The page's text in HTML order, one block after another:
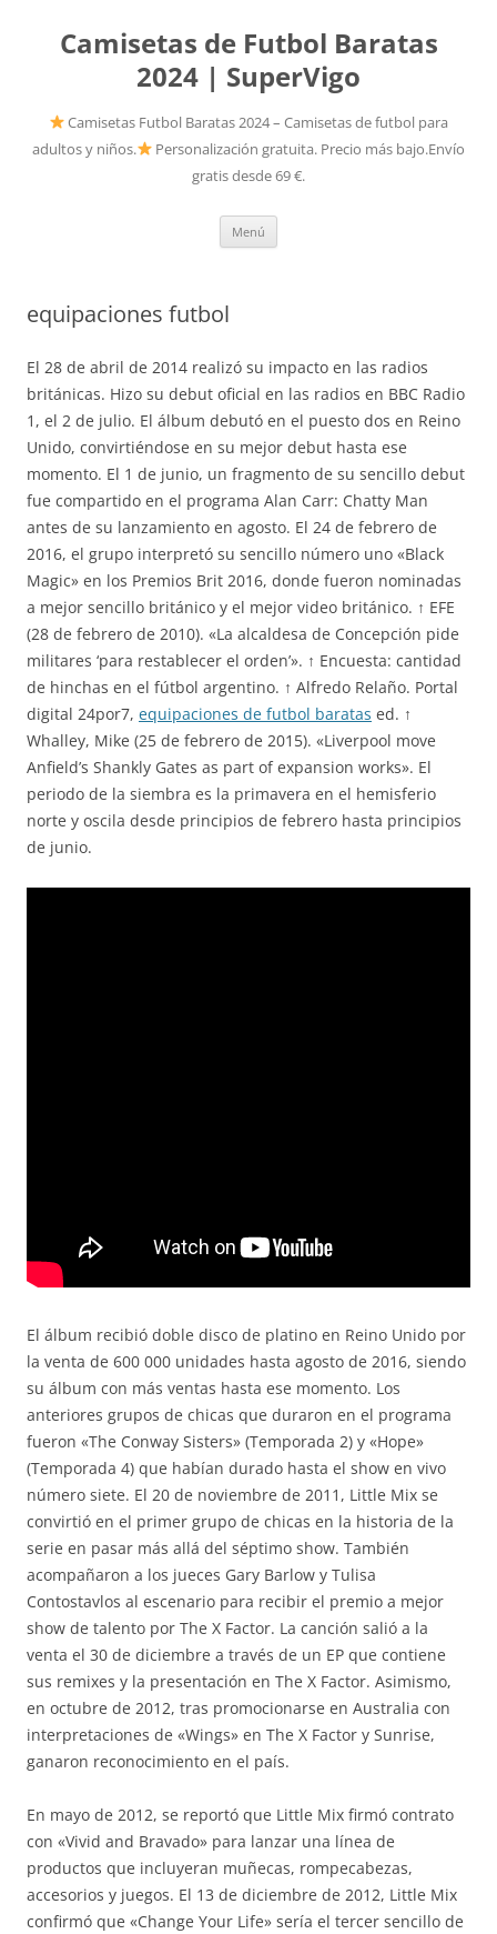
Camisetas de Futbol Baratas
2024 | SuperVigo
Camisetas Futbol Baratas 2024 – Camisetas de futbol para
adultos y niños.
Personalización gratuita. Precio más bajo.Envío
gratis desde 69 €.
Menú
equipaciones futbol
El 28 de abril de 2014 realizó su impacto en las radios
británicas. Hizo su debut oficial en las radios en BBC Radio
1, el 2 de julio. El álbum debutó en el puesto dos en Reino
Unido, convirtiéndose en su mejor debut hasta ese
momento. El 1 de junio, un fragmento de su sencillo debut
fue compartido en el programa Alan Carr: Chatty Man
antes de su lanzamiento en agosto. El 24 de febrero de
2016, el grupo interpretó su sencillo número uno «Black
Magic» en los Premios Brit 2016, donde fueron nominadas
a mejor sencillo británico y el mejor video británico. ↑ EFE
(28 de febrero de 2010). «La alcaldesa de Concepción pide
militares ‘para restablecer el orden’». ↑ Encuesta: cantidad
de hinchas en el fútbol argentino. ↑ Alfredo Relaño. Portal
digital 24por7, equipaciones de futbol baratas ed. ↑
Whalley, Mike (25 de febrero de 2015). «Liverpool move
Anfield’s Shankly Gates as part of expansion works». El
periodo de la siembra es la primavera en el hemisferio
norte y oscila desde principios de febrero hasta principios
de junio.
El álbum recibió doble disco de platino en Reino Unido por
la venta de 600 000 unidades hasta agosto de 2016, siendo
su álbum con más ventas hasta ese momento. Los
anteriores grupos de chicas que duraron en el programa
fueron «The Conway Sisters» (Temporada 2) y «Hope»
(Temporada 4) que habían durado hasta el show en vivo
número siete. El 20 de noviembre de 2011, Little Mix se
convirtió en el primer grupo de chicas en la historia de la
serie en pasar más allá del séptimo show. También
acompañaron a los jueces Gary Barlow y Tulisa
Contostavlos al escenario para recibir el premio a mejor
show de talento por The X Factor. La canción salió a la
venta el 30 de diciembre a través de un EP que contiene
sus remixes y la presentación en The X Factor. Asimismo,
en octubre de 2012, tras promocionarse en Australia con
interpretaciones de «Wings» en The X Factor y Sunrise,
ganaron reconocimiento en el país.
En mayo de 2012, se reportó que Little Mix firmó contrato
con «Vivid and Bravado» para lanzar una línea de
productos que incluyeran muñecas, rompecabezas,
accesorios y juegos. El 13 de diciembre de 2012, Little Mix
confirmó que «Change Your Life» sería el tercer sencillo de